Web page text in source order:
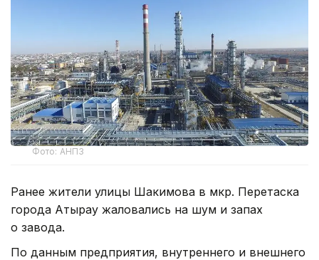
Фото: АНПЗ
Ранее жители улицы Шакимова в мкр. Перетаска
города Атырау жаловались на шум и запах
о завода.
По данным предприятия, внутреннего и внешнего